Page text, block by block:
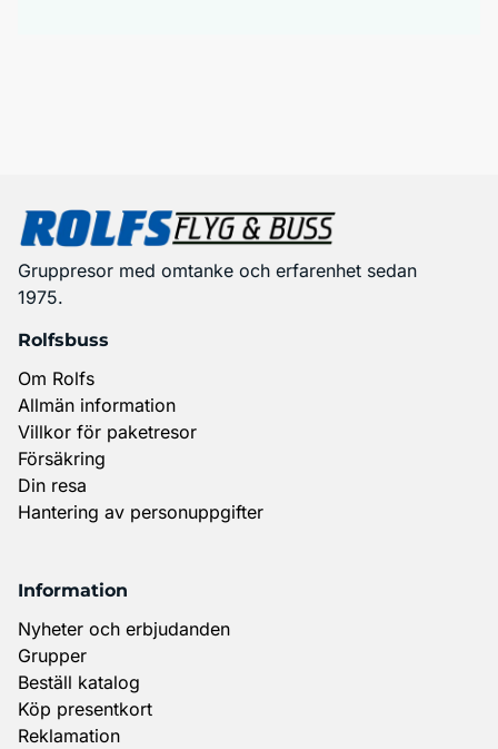
Gruppresor med omtanke och erfarenhet sedan
1975.
Rolfsbuss
Om Rolfs
Allmän information
Villkor för paketresor
Försäkring
Din resa
Hantering av personuppgifter
Information
Nyheter och erbjudanden
Grupper
Beställ katalog
Köp presentkort
Reklamation